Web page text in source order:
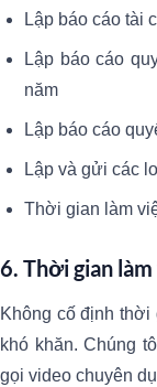
Lập báo cáo tài
Lập báo cáo
năm
Lập báo cáo
Lập và gửi các
Thời gian làm
6. Thời gian
Không cố định
khó khăn. Chúng
gọi video chuyên